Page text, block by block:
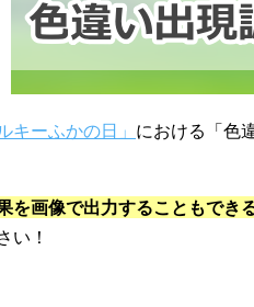
キーふかの日」 における「色
を画像で出力することもでき
い！